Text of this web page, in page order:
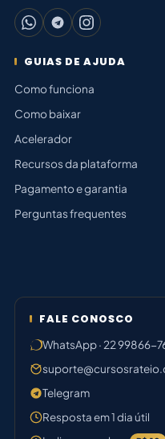
GUIAS DE AJUDA
Como funciona
Como baixar
Acelerador
Recursos da plataforma
Pagamento e garantia
Perguntas frequentes
FALE CONOSCO
WhatsApp · 22 99866-
Telegram
Resposta em 1 dia útil